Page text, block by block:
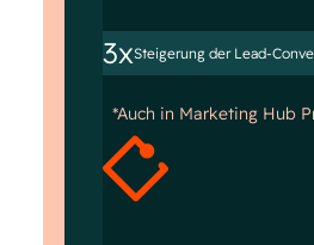
3xSteigerung der Lead-
*Auch in Marketing Hub